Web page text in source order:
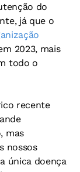
do
já que o
2023, mais
todo o
recente
mas
nossos
única doença